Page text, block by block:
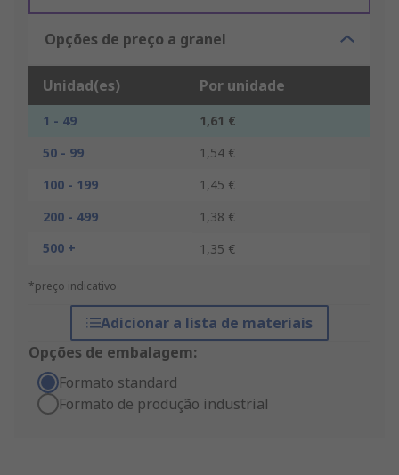
Opções de preço a granel
Unidad(es) Por unidade
1 - 49
1,61 €
50 - 99
1,54 €
100 - 199
1,45 €
200 - 499
1,38 €
500 +
1,35 €
*preço indicativo
Adicionar a lista de materiais
Opções de embalagem:
Formato standard
Formato de produção industrial